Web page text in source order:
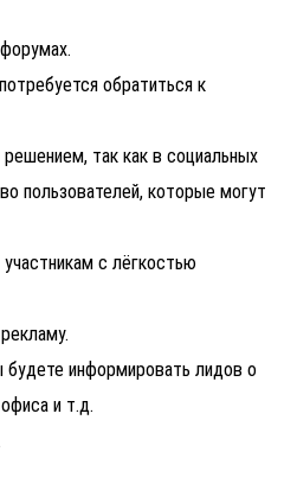
обратиться к
так как в социальных
пользователей, которые могут
с лёгкостью
информировать лидов о
и т.д.